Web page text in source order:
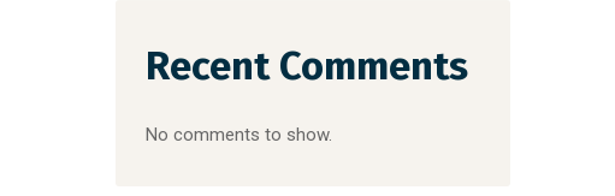
Recent Comments
No comments to show.